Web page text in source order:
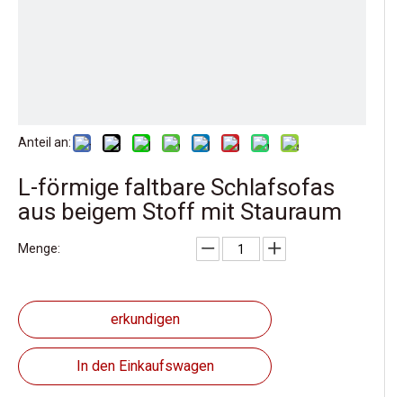
Anteil an:
L-förmige faltbare Schlafsofas
aus beigem Stoff mit Stauraum
Menge:
erkundigen
In den Einkaufswagen